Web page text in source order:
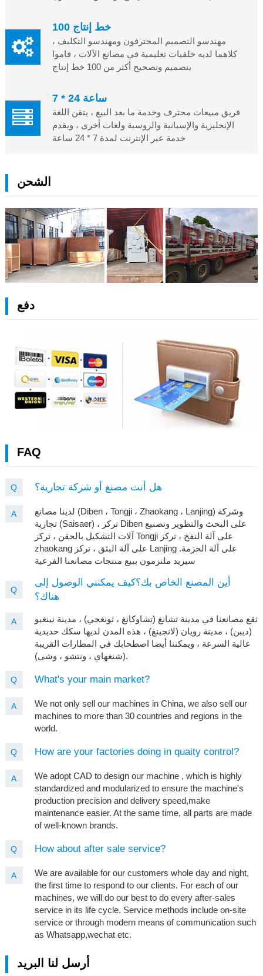
100 خط إنتاج
مهندسو التصميم المحترفون ومهندسو التكليف ،
كلاهما لديه خلفيات تعليمية في مصانع الآلات ، قاموا
بتصميم وتصحيح أكثر من 100 خط إنتاج
7 * 24 ساعة
فريق مبيعات محترف وخدمة ما بعد البيع ، يتقن اللغة
الإنجليزية والإسبانية والروسية ولغات أخرى ، ويقدم
خدمة عبر الإنترنت لمدة 7 * 24 ساعة
الشحن
دفع
FAQ
Q هل أنت مصنع أو شركة تجارية؟
A
لدينا مصانع (Diben ، Tongji ، Zhaokang ، Lanjing) وشركة
تجارية (Saisaer) ، تركز Diben على البحث والتطوير وتصنيع
آلات التشكيل بالحقن ، تركز Tongji على آلة النفخ ، تركز
zhaokang على آلة البثق ، تركز Lanjing على آلة الحزمة.
سيزيد ملتزمون ببيع منتجات مصانعنا الفرعية
Q
أين المصنع الخاص بك؟كيف يمكنني الوصول إلى
هناك؟
A
تقع مصانعنا في مدينة تشانغ (تشاوكانغ ، تونغجي) ، مدينة نينغبو
(ديبن) ، مدينة رويان (لانجينغ) ، هذه المدن لديها سكك حديدية
عالية السرعة ، ويمكننا أيضا اصطحابك في المطارات القريبة
(شنغهاي ، ونتشو ، وشى).
Q What's your main market?
A
We not only sell our machines in China, we also sell our
machines to more than 30 countries and regions in the
world.
Q How are your factories doing in quaity control?
A
We adopt CAD to design our machine , which is highly
standardized and modularized to ensure the machine's
production precision and delivery speed,make
maintenance easier. At the same time, all parts are made
of well-known brands.
Q How about after sale service?
A
We are available for our customers whole day and night,
the first time to respond to our clients. For each of our
machines, we will do our best to do every after-sales
service in its life cycle. Service methods include on-site
service or through modern means of communication such
as Whatsapp,wechat etc.
أرسل لنا البريد